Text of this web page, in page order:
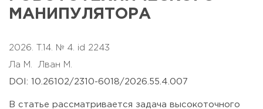
МАНИПУЛЯТОРА
2026. T.14. № 4. id 2243
Ла М. Лван М.
DOI: 10.26102/2310-6018/2026.55.4.007
В статье рассматривается задача высокоточного